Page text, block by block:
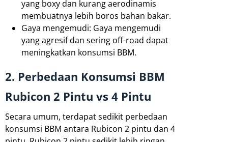
yang boxy dan kurang aerodinamis
membuatnya lebih boros bahan bakar.
Gaya mengemudi: Gaya mengemudi
yang agresif dan sering off-road dapat
meningkatkan konsumsi BBM.
2. Perbedaan Konsumsi BBM
Rubicon 2 Pintu vs 4 Pintu
Secara umum, terdapat sedikit perbedaan
konsumsi BBM antara Rubicon 2 pintu dan 4